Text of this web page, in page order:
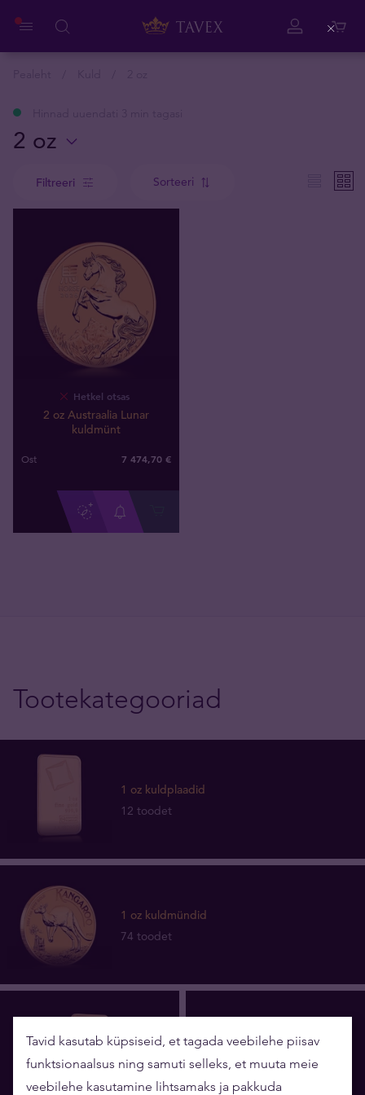
2 oz
Filtreeri Sorteeri
Hetkel otsas
2 oz Austraalia Lunar
kuldmünt
Ost 7 474,70 €
Tootekategooriad
1 oz kuldplaadid
12 toodet
1 oz kuldmündid
74 toodet
5 g
Tavid kasutab küpsiseid, et tagada veebilehe piisav
funktsionaalsus ning samuti selleks, et muuta meie
veebilehe kasutamine lihtsamaks ja pakkuda
Close